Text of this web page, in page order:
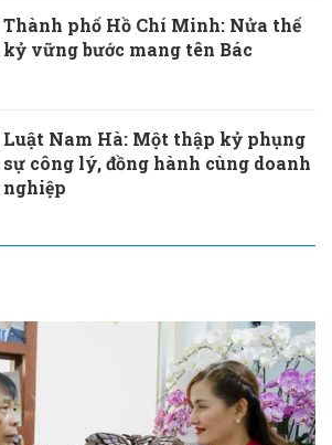
Thành phố Hồ Chí Minh: Nửa thế
kỷ vững bước mang tên Bác
Luật Nam Hà: Một thập kỷ phụng
sự công lý, đồng hành cùng doanh
nghiệp